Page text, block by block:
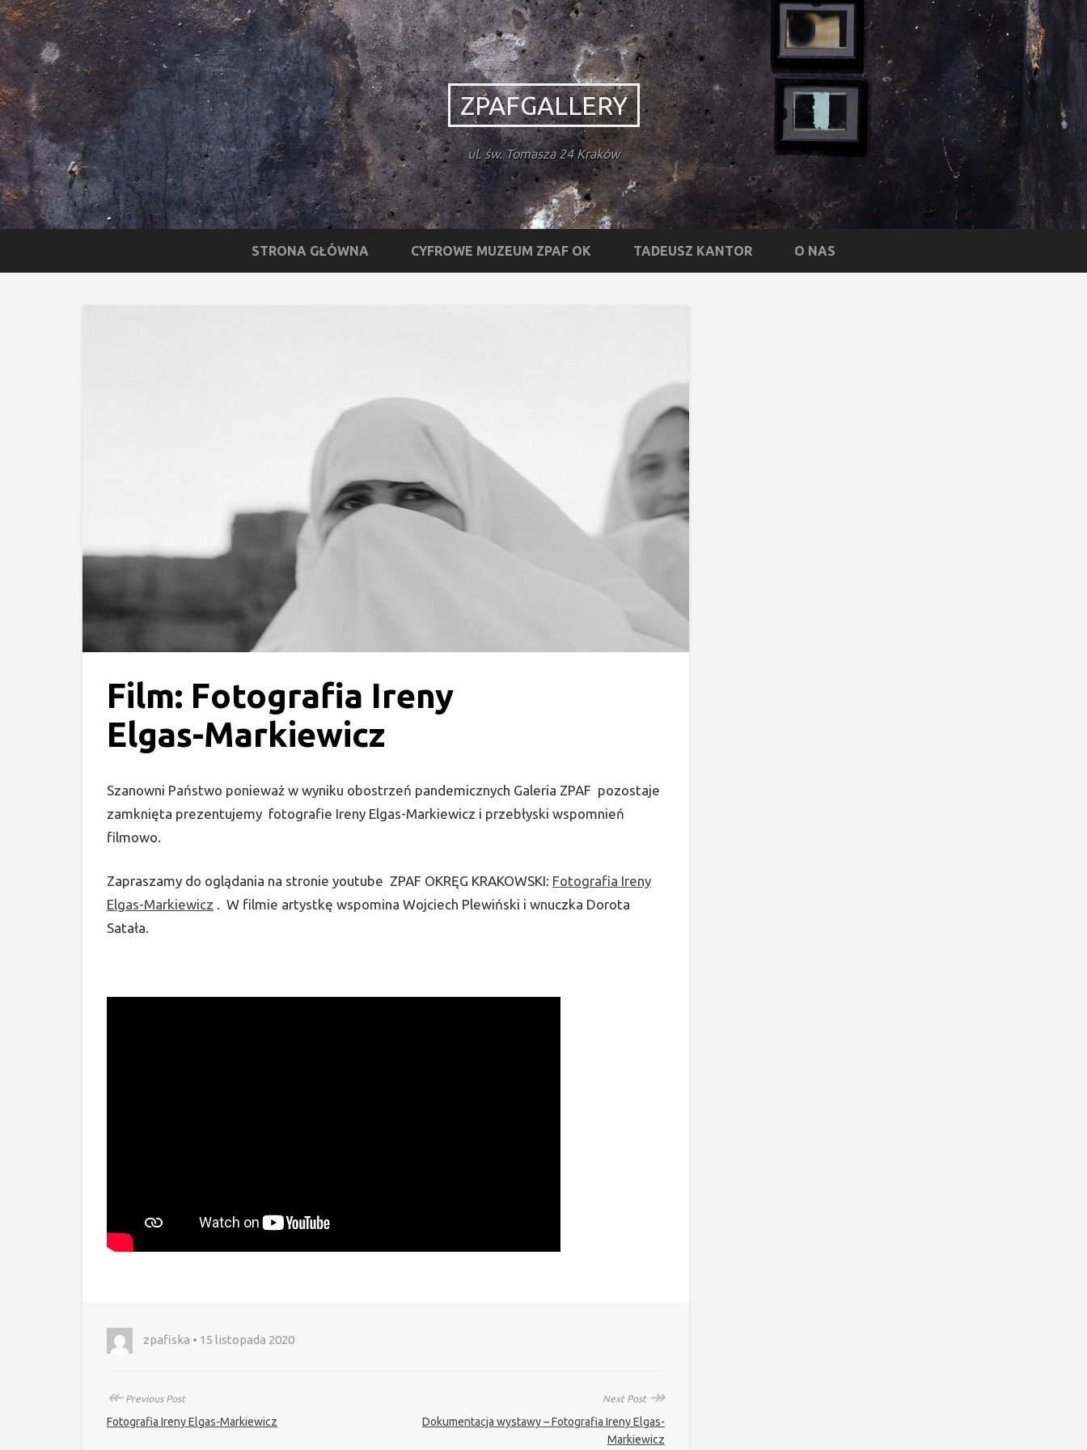
ZPAFGALLERY
ul. św. Tomasza 24 Kraków
STRONA GŁÓWNA CYFROWE MUZEUM ZPAF OK TADEUSZ KANTOR O NAS
Film: Fotografia Ireny
Elgas-Markiewicz
Szanowni Państwo ponieważ w wyniku obostrzeń pandemicznych Galeria ZPAF pozostaje
zamknięta prezentujemy fotografie Ireny Elgas-Markiewicz i przebłyski wspomnień
filmowo.
Zapraszamy do oglądania na stronie youtube ZPAF OKRĘG KRAKOWSKI: Fotografia Ireny
Elgas-Markiewicz . W filmie artystkę wspomina Wojciech Plewiński i wnuczka Dorota
Satała.
zpafiska • 15 listopada 2020
↞Previous Post
Fotografia Ireny Elgas-Markiewicz
Next Post ↠
Dokumentacja wystawy – Fotografia Ireny Elgas-
Markiewicz